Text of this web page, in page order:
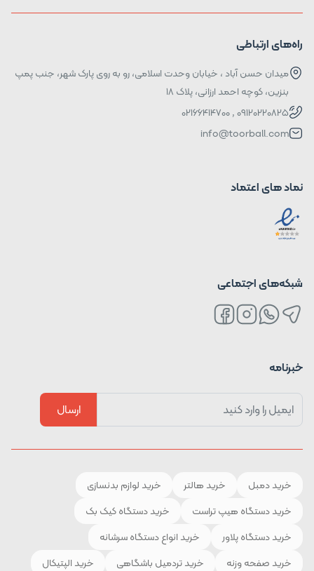
راه‌های ارتباطی
میدان حسن آباد ، خیابان وحدت اسلامی، رو به روی پارک شهر، جنب پمپ
بنزین، کوچه احمد ارزانی، پلاک ۱۸
09120220825 , 02166414700
info@toorball.com
نماد های اعتماد
شبکه‌های اجتماعی
خبرنامه
ارسال
خرید دمبل خرید هالتر
خرید لوازم بدنسازی
خرید دستگاه هیپ تراست
خرید دستگاه کیک بک
خرید دستگاه پلاور
خرید انواع دستگاه سرشانه
خرید صفحه وزنه
خرید تردمیل باشگاهی خرید الپتیکال